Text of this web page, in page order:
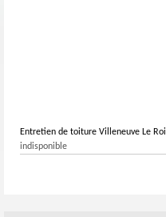
Entretien de toiture Villeneuve Le Roi
indisponible